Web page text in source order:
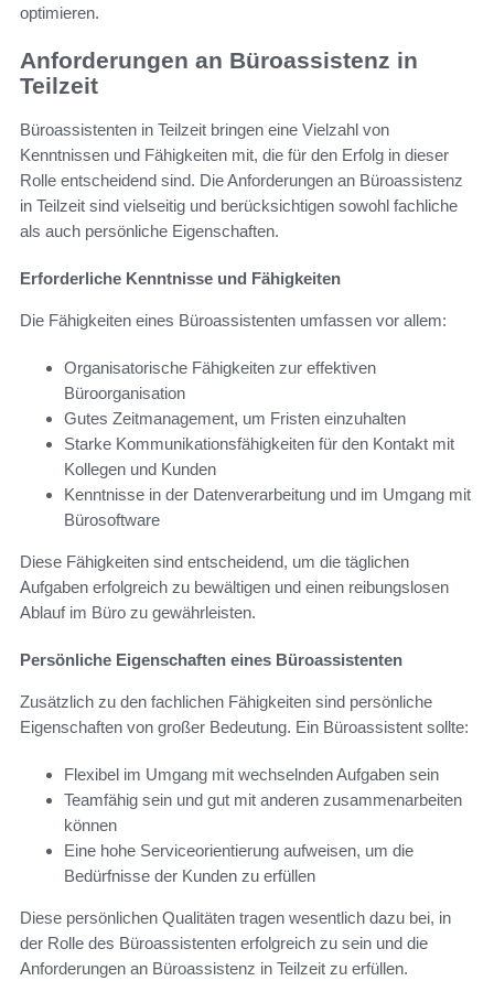
optimieren.
Anforderungen an Büroassistenz in
Teilzeit
Büroassistenten in Teilzeit bringen eine Vielzahl von
Kenntnissen und Fähigkeiten mit, die für den Erfolg in dieser
Rolle entscheidend sind. Die Anforderungen an Büroassistenz
in Teilzeit sind vielseitig und berücksichtigen sowohl fachliche
als auch persönliche Eigenschaften.
Erforderliche Kenntnisse und Fähigkeiten
Die Fähigkeiten eines Büroassistenten umfassen vor allem:
Organisatorische Fähigkeiten zur effektiven
Büroorganisation
Gutes Zeitmanagement, um Fristen einzuhalten
Starke Kommunikationsfähigkeiten für den Kontakt mit
Kollegen und Kunden
Kenntnisse in der Datenverarbeitung und im Umgang mit
Bürosoftware
Diese Fähigkeiten sind entscheidend, um die täglichen
Aufgaben erfolgreich zu bewältigen und einen reibungslosen
Ablauf im Büro zu gewährleisten.
Persönliche Eigenschaften eines Büroassistenten
Zusätzlich zu den fachlichen Fähigkeiten sind persönliche
Eigenschaften von großer Bedeutung. Ein Büroassistent sollte:
Flexibel im Umgang mit wechselnden Aufgaben sein
Teamfähig sein und gut mit anderen zusammenarbeiten
können
Eine hohe Serviceorientierung aufweisen, um die
Bedürfnisse der Kunden zu erfüllen
Diese persönlichen Qualitäten tragen wesentlich dazu bei, in
der Rolle des Büroassistenten erfolgreich zu sein und die
Anforderungen an Büroassistenz in Teilzeit zu erfüllen.